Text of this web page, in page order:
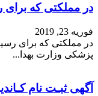
در مملکتی که
فوریه 23, 2019
در مملکتی که برای
پزشکی وزارت بهدا...
آگهی ثبـت نام